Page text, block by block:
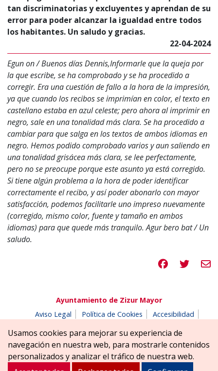
tan discriminatorias y excluyentes y aprendan de su
error para poder alcanzar la igualdad entre todos
los habitantes. Un saludo y gracias.
22-04-2024
Egun on / Buenos días Dennis,Informarle que la queja por
la que escribe, se ha comprobado y se ha procedido a
corregir. Era una cuestión de fallo a la hora de la impresión,
ya que cuando los recibos se imprimían en color, el texto en
castellano estaba en azul celeste; pero ahora al imprimir en
negro, sale en una tonalidad más clara. Se ha procedido a
cambiar para que salga en los textos de ambos idiomas en
negro. Hemos podido comprobado varios y aun saliendo en
una tonalidad grisácea más clara, se lee perfectamente,
pero no se preocupe porque este asunto ya está corregido.
Si tiene algún problema a la hora de poder identificar
correctamente el recibo, y así poder abonarlo con mayor
satisfacción, podemos facilitarle uno impreso nuevamente
(corregido, mismo color, fuente y tamaño en ambos
idiomas) para que quede más tranquilo. Agur bero bat / Un
saludo.
Compartir en
Ayuntamiento de Zizur Mayor
Aviso Legal
Política de Cookies
Accesibilidad
Parque Erreniega parkea, s/n | 31180 Zizur Mayor-Zizur
Nagusia (NAVARRA-NAFARROA)
Tel. 948 181900
ayuntamiento@zizurmayor.es
Usamos cookies para mejorar su experiencia de
navegación en nuestra web, para mostrarle contenidos
personalizados y analizar el tráfico de nuestra web.